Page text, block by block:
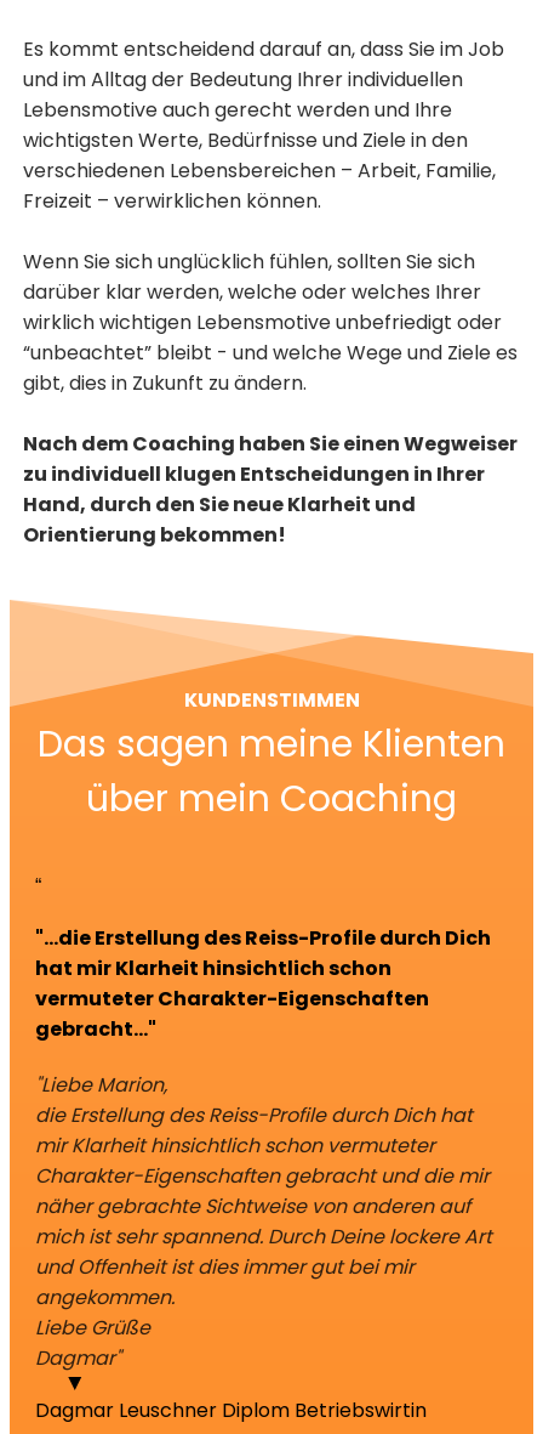
Es kommt entscheidend darauf an, dass Sie im Job
und im Alltag der Bedeutung Ihrer individuellen
Lebensmotive auch gerecht werden und Ihre
wichtigsten Werte, Bedürfnisse und Ziele in den
verschiedenen Lebensbereichen – Arbeit, Familie,
Freizeit – verwirklichen können.
Wenn Sie sich unglücklich fühlen, sollten Sie sich
darüber klar werden, welche oder welches Ihrer
wirklich wichtigen Lebensmotive unbefriedigt oder
“unbeachtet” bleibt - und welche Wege und Ziele es
gibt, dies in Zukunft zu ändern.
Nach dem Coaching haben Sie einen Wegweiser
zu individuell klugen Entscheidungen in Ihrer
Hand, durch den Sie neue Klarheit und
Orientierung bekommen!
KUNDENSTIMMEN
Das sagen meine Klienten
über mein Coaching
“
"...die Erstellung des Reiss-Profile durch Dich
hat mir Klarheit hinsichtlich schon
vermuteter Charakter-Eigenschaften
gebracht..."
"Liebe Marion,
die Erstellung des Reiss-Profile durch Dich hat
mir Klarheit hinsichtlich schon vermuteter
Charakter-Eigenschaften gebracht und die mir
näher gebrachte Sichtweise von anderen auf
mich ist sehr spannend. Durch Deine lockere Art
und Offenheit ist dies immer gut bei mir
angekommen.
Liebe Grüße
Dagmar"
Dagmar Leuschner Diplom Betriebswirtin